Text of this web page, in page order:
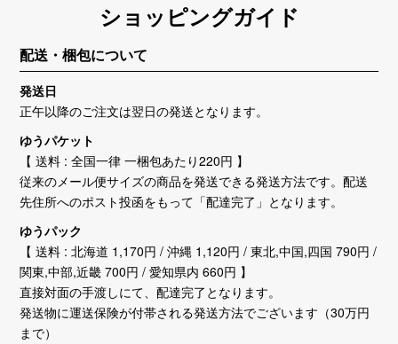
ショッピングガイド
配送・梱包について
発送日
正午以降のご注文は翌日の発送となります。
ゆうパケット
【 送料 : 全国一律 一梱包あたり220円 】
従来のメール便サイズの商品を発送できる発送方法です。配送
先住所へのポスト投函をもって「配達完了」となります。
ゆうパック
【 送料 : 北海道 1,170円 / 沖縄 1,120円 / 東北,中国,四国 790円 /
関東,中部,近畿 700円 / 愛知県内 660円 】
直接対面の手渡しにて、配達完了となります。
発送物に運送保険が付帯される発送方法でございます（30万円
まで）